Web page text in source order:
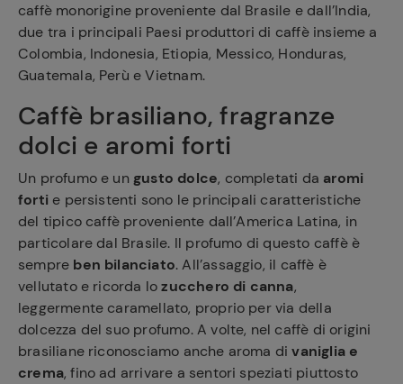
caffè monorigine proveniente dal Brasile e dall’India,
due tra i principali Paesi produttori di caffè insieme a
Colombia, Indonesia, Etiopia, Messico, Honduras,
Guatemala, Perù e Vietnam.
Caffè brasiliano, fragranze
dolci e aromi forti
Un profumo e un gusto dolce, completati da aromi
fortie persistenti sono le principali caratteristiche
del tipico caffè proveniente dall’America Latina, in
particolare dal Brasile. Il profumo di questo caffè è
sempre ben bilanciato. All’assaggio, il caffè è
vellutato e ricorda lozucchero di canna,
leggermente caramellato, proprio per via della
dolcezza del suo profumo. A volte, nel caffè di origini
brasiliane riconosciamo anche aroma divaniglia e
crema, fino ad arrivare a sentori speziati piuttosto